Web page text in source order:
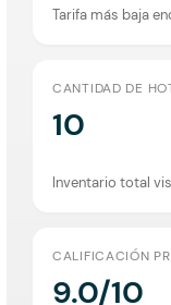
Tarifa más baja
CANTIDAD DE
10
Inventario total
CALIFICACIÓN
9.0/10